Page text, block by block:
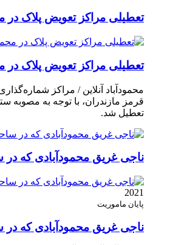
تعطیلی مراکز تعویض پلاک در
تعطیلی مراکز تعویض پلاک در
محمودآباد آنلاین / مراکز
قرمز مازندران، با توجه به مصوبه
تعطیل شد.
ناجی غریق محمودآبادی که در
2021
پایان ماموریت
ناجی غریق محمودآبادی که در